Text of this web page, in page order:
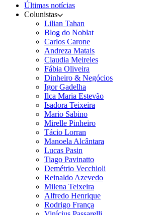
Últimas notícias
Colunistas
Lilian Tahan
Blog do Noblat
Carlos Carone
Andreza Matais
Claudia Meireles
Fábia Oliveira
Dinheiro & Negócios
Igor Gadelha
Ilca Maria Estevão
Isadora Teixeira
Mario Sabino
Mirelle Pinheiro
Tácio Lorran
Manoela Alcântara
Lucas Pasin
Tiago Pavinatto
Demétrio Vecchioli
Reinaldo Azevedo
Milena Teixeira
Alfredo Henrique
Rodrigo França